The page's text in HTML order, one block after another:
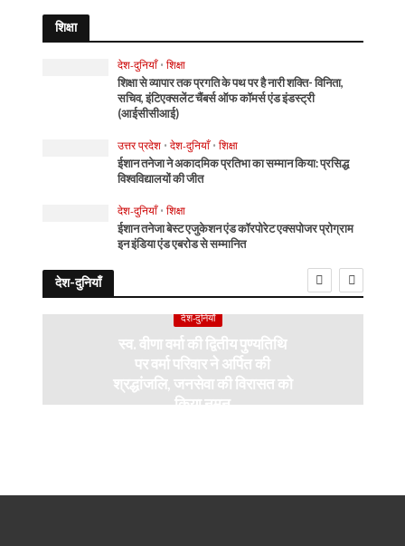
शिक्षा
देश-दुनियाँ • शिक्षा
शिक्षा से व्यापार तक प्रगति के पथ पर है नारी शक्ति- विनिता,
सचिव, इंटिएक्सलेंट चैंबर्स ऑफ कॉमर्स एंड इंडस्ट्री
(आईसीसीआई)
उत्तर प्रदेश • देश-दुनियाँ • शिक्षा
ईशान तनेजा ने अकादमिक प्रतिभा का सम्मान किया: प्रसिद्ध
विश्वविद्यालयों की जीत
देश-दुनियाँ • शिक्षा
ईशान तनेजा बेस्ट एजुकेशन एंड कॉरपोरेट एक्सपोजर प्रोग्राम
इन इंडिया एंड एबरोड से सम्मानित
देश-दुनियाँ
देश-दुनियाँ
स्व. वीणा वर्मा की द्वितीय पुण्यतिथि
पर वर्मा परिवार ने अर्पित की
श्रद्धांजलि, जनसेवा की विरासत को
किया नमन